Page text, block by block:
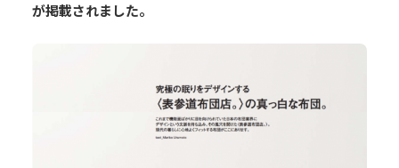
が掲載されました。